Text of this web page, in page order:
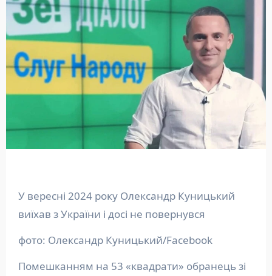
У вересні 2024 року Олександр Куницький
виїхав з України і досі не повернувся
фото: Олександр Куницький/Facebook
Помешканням на 53 «квадрати» обранець зі